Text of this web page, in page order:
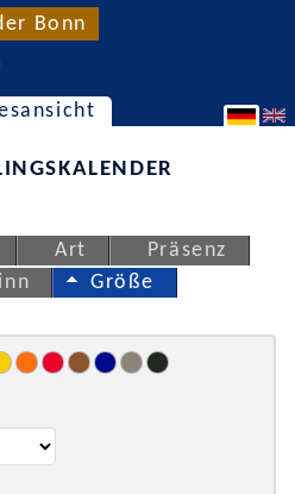
Bonn
Art
Präsenz
Größe